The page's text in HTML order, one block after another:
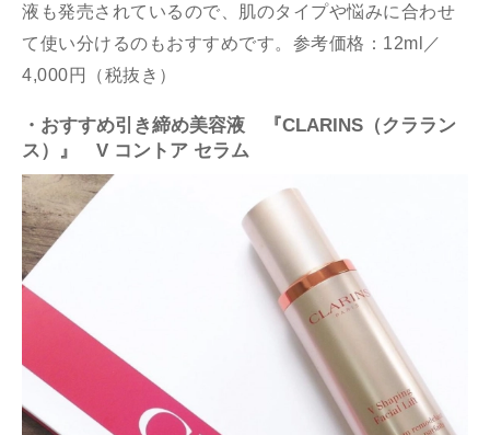
液も発売されているので、肌のタイプや悩みに合わせ
て使い分けるのもおすすめです。参考価格：12ml／
4,000円（税抜き）
・おすすめ引き締め美容液 『CLARINS（クララン
ス）』 V コントア セラム